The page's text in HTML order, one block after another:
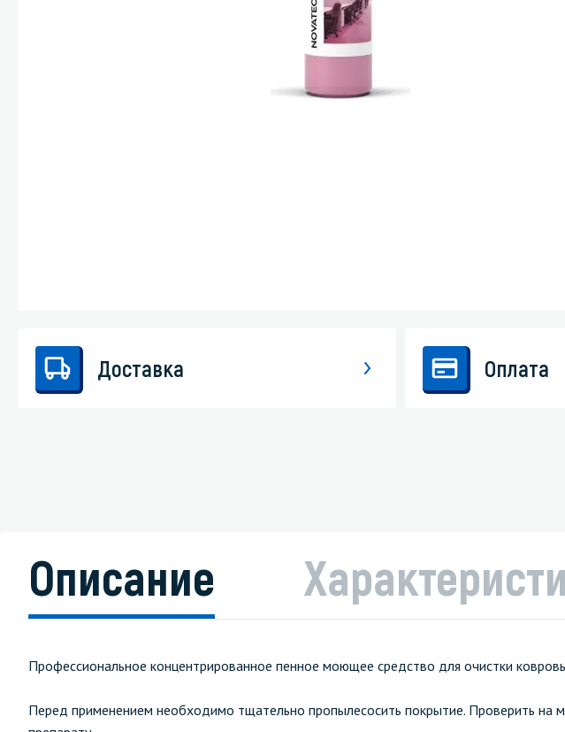
Автохимия
Доставка Оплата
Описание
Профессиональное концентрированное пенное моющее средство для очистки
Перед применением необходимо тщательно пропылесосить покрытие. Проверить на